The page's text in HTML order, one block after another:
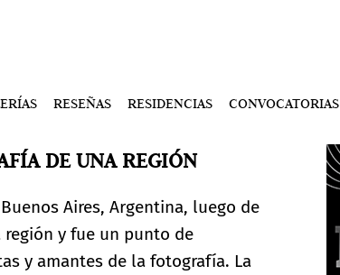
RESEÑAS RESIDENCIAS CONVOCATORIAS
DE UNA REGIÓN
Aires, Argentina, luego de
y fue un punto de
y amantes de la fotografía. La